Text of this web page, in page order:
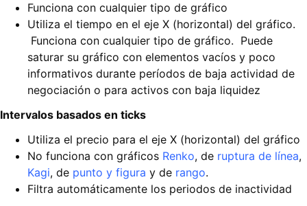
Funciona con cualquier tipo de gráfico
Utiliza el tiempo en el eje X (horizontal) del gráfico.
Funciona con cualquier tipo de gráfico. Puede
saturar su gráfico con elementos vacíos y poco
informativos durante períodos de baja actividad de
negociación o para activos con baja liquidez
Intervalos basados en ticks
Utiliza el precio para el eje X (horizontal) del gráfico
No funciona con gráficos Renko, de ruptura de línea,
Kagi, de punto y figura y de rango.
Filtra automáticamente los periodos de inactividad